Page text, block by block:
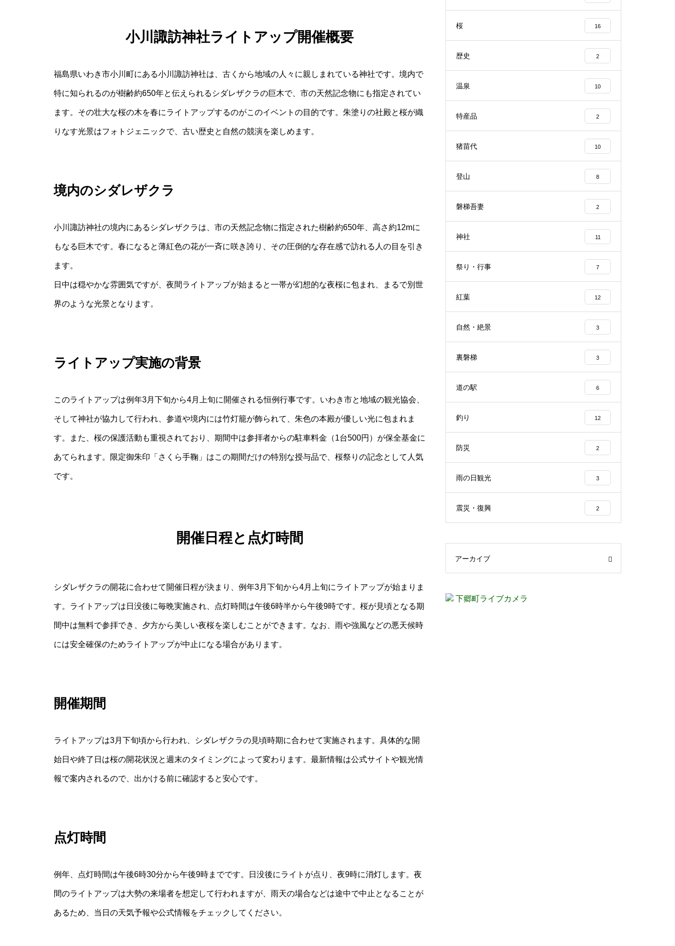
小川諏訪神社ライトアップ開催概要
福島県いわき市小川町にある小川諏訪神社は、古くから地域の人々に親しまれている神社です。境内で
特に知られるのが樹齢約650年と伝えられるシダレザクラの巨木で、市の天然記念物にも指定されてい
ます。その壮大な桜の木を春にライトアップするのがこのイベントの目的です。朱塗りの社殿と桜が織
りなす光景はフォトジェニックで、古い歴史と自然の競演を楽しめます。
境内のシダレザクラ
小川諏訪神社の境内にあるシダレザクラは、市の天然記念物に指定された樹齢約650年、高さ約12mに
もなる巨木です。春になると薄紅色の花が一斉に咲き誇り、その圧倒的な存在感で訪れる人の目を引き
ます。
日中は穏やかな雰囲気ですが、夜間ライトアップが始まると一帯が幻想的な夜桜に包まれ、まるで別世
界のような光景となります。
ライトアップ実施の背景
このライトアップは例年3月下旬から4月上旬に開催される恒例行事です。いわき市と地域の観光協会、
そして神社が協力して行われ、参道や境内には竹灯籠が飾られて、朱色の本殿が優しい光に包まれま
す。また、桜の保護活動も重視されており、期間中は参拝者からの駐車料金（1台500円）が保全基金に
あてられます。限定御朱印「さくら手鞠」はこの期間だけの特別な授与品で、桜祭りの記念として人気
です。
開催日程と点灯時間
シダレザクラの開花に合わせて開催日程が決まり、例年3月下旬から4月上旬にライトアップが始まりま
す。ライトアップは日没後に毎晩実施され、点灯時間は午後6時半から午後9時です。桜が見頃となる期
間中は無料で参拝でき、夕方から美しい夜桜を楽しむことができます。なお、雨や強風などの悪天候時
には安全確保のためライトアップが中止になる場合があります。
開催期間
ライトアップは3月下旬頃から行われ、シダレザクラの見頃時期に合わせて実施されます。具体的な開
始日や終了日は桜の開花状況と週末のタイミングによって変わります。最新情報は公式サイトや観光情
報で案内されるので、出かける前に確認すると安心です。
点灯時間
例年、点灯時間は午後6時30分から午後9時までです。日没後にライトが点り、夜9時に消灯します。夜
間のライトアップは大勢の来場者を想定して行われますが、雨天の場合などは途中で中止となることが
あるため、当日の天気予報や公式情報をチェックしてください。
桜 16
歴史 2
温泉 10
特産品 2
猪苗代 10
登山 8
磐梯吾妻 2
神社 11
祭り・行事 7
紅葉 12
自然・絶景 3
裏磐梯 3
道の駅 6
釣り 12
防災 2
雨の日観光 3
震災・復興 2
アーカイブ
下郷町ライブカメラ